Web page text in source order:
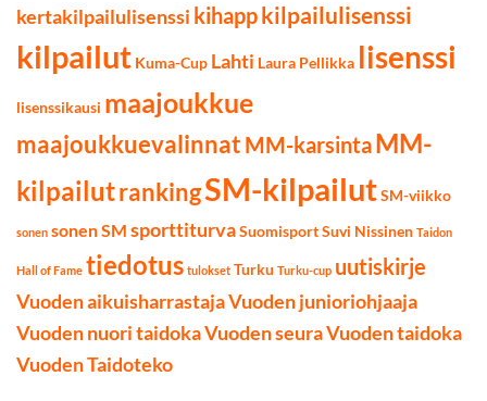
kertakilpailulisenssi kihappkilpailulisenssi
kilpailut Kuma-Cup Lahti Laura Pellikka lisenssi
lisenssikausi maajoukkue
maajoukkuevalinnat MM-karsintaMM-
kilpailutrankingSM-kilpailutSM-viikko
sonen sonen SM sporttiturvaSuomisportSuvi Nissinen Taidon
Hall of Fame tiedotus tulokset Turku Turku-cup uutiskirje
Vuoden aikuisharrastajaVuoden junioriohjaaja
Vuoden nuori taidokaVuoden seuraVuoden taidoka
Vuoden Taidoteko